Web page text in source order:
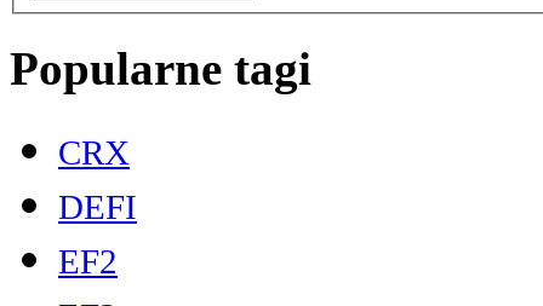
Popularne tagi
CRX
DEFI
EF2